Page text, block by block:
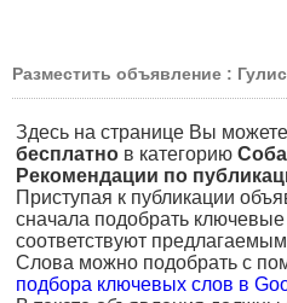
Разместить объявление :
Здесь на странице Вы можете
бесплатно в категорию
Рекомендации по
Приступая к публикации
сначала подобрать
соответствуют
Слова можно подобрать с
подбора ключевых слов в